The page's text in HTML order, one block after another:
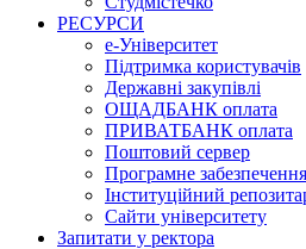
РЕСУРСИ
е-Університет
Підтримка користувачів
Державні закупівлі
ОЩАДБАНК оплата
ПРИВАТБАНК оплата
Поштовий сервер
Програмне забезпечення
Інституційний
Сайти університету
Запитати у ректора